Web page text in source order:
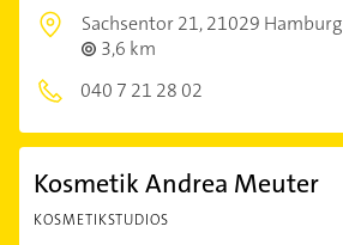
Sachsentor 21,21029 Hamburg
3,6 km
040 7 21 28 02
Kosmetik Andrea Meuter
KOSMETIKSTUDIOS